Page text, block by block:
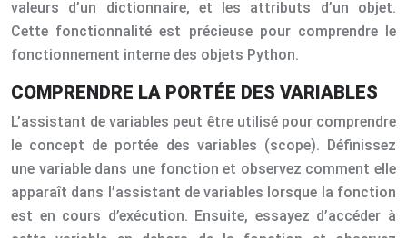
valeurs d’un dictionnaire, et les attributs d’un objet.
Cette fonctionnalité est précieuse pour comprendre le
fonctionnement interne des objets Python.
COMPRENDRE LA PORTÉE DES VARIABLES
L’assistant de variables peut être utilisé pour comprendre
le concept de portée des variables (scope). Définissez
une variable dans une fonction et observez comment elle
apparaît dans l’assistant de variables lorsque la fonction
est en cours d’exécution. Ensuite, essayez d’accéder à